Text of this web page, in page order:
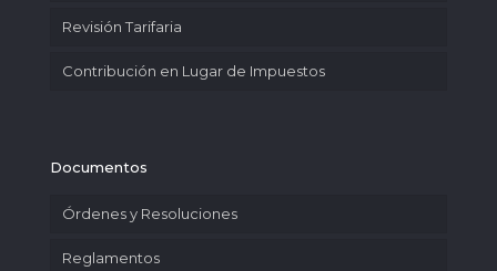
Revisión Tarifaria
Contribución en Lugar de Impuestos
Documentos
Órdenes y Resoluciones
Reglamentos